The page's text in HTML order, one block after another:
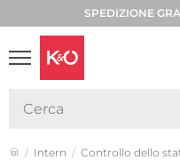
SPEDIZIONE
Intern Controllo dello